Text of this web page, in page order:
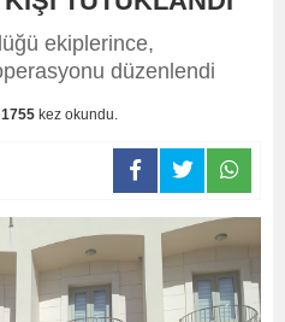
ekiplerince,
düzenlendi
1755 kez okundu.